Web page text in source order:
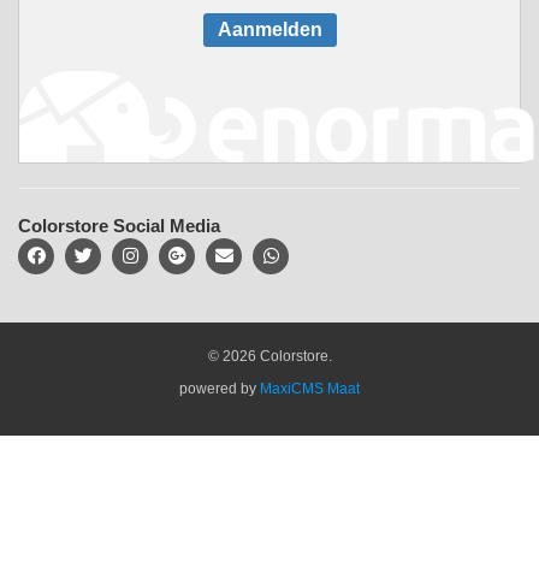
Aanmelden
Colorstore Social Media
© 2026 Colorstore.
powered by MaxiCMS Maat